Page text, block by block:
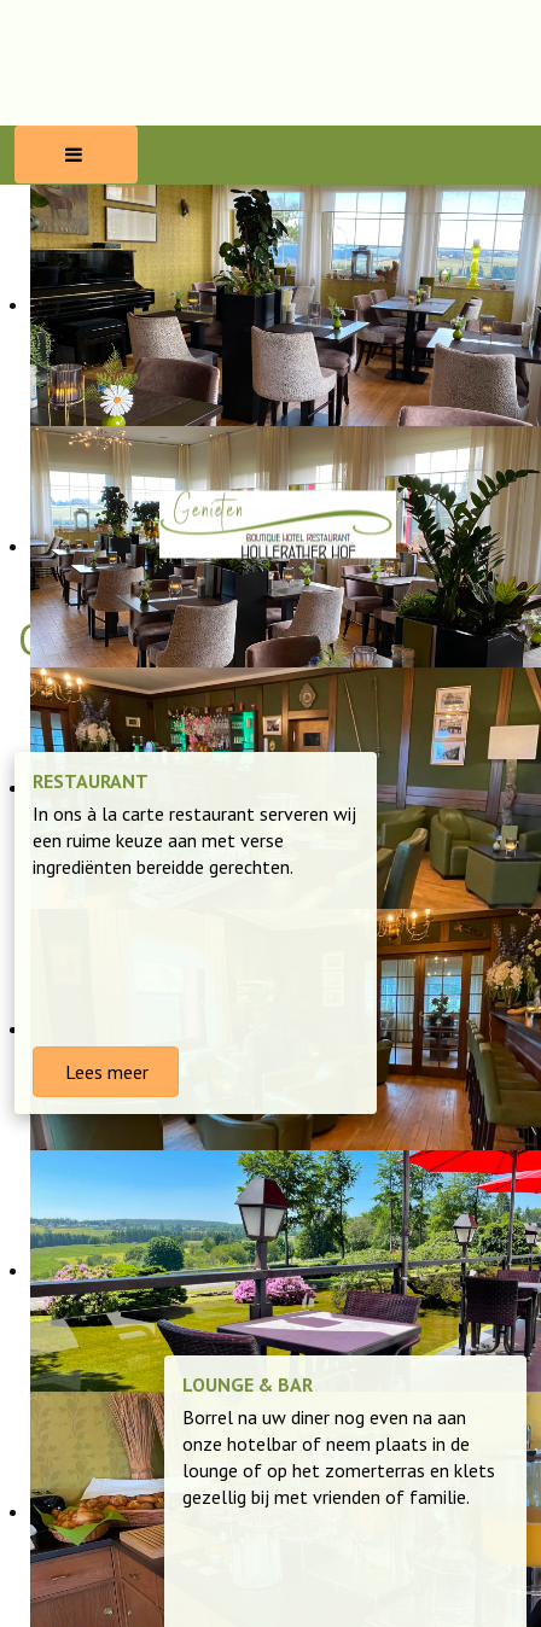
HOME
RESERVEREN
ETEN & DRINKEN
WELLNESS
OMGEVING
BLOG
ONTDEK ONS RESTAURANT
RESTAURANT
In ons à la carte restaurant serveren wij
een ruime keuze aan met verse
ingrediënten bereidde gerechten.
Lees meer
LOUNGE & BAR
Borrel na uw diner nog even na aan
onze hotelbar of neem plaats in de
lounge of op het zomerterras en klets
gezellig bij met vrienden of familie.